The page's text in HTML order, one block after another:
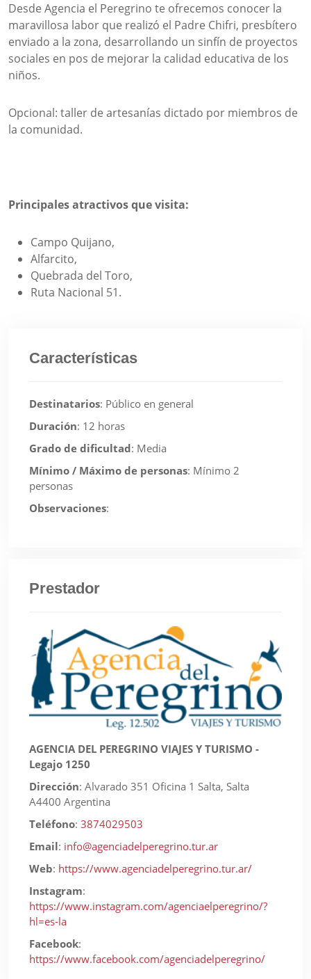
Desde Agencia el Peregrino te ofrecemos conocer la
maravillosa labor que realizó el Padre Chifri, presbítero
enviado a la zona, desarrollando un sinfín de proyectos
sociales en pos de mejorar la calidad educativa de los
niños.
Opcional: taller de artesanías dictado por miembros de
la comunidad.
Principales atractivos que visita:
Campo Quijano,
Alfarcito,
Quebrada del Toro,
Ruta Nacional 51.
Características
Destinatarios: Público en general
Duración: 12 horas
Grado de dificultad: Media
Mínimo / Máximo de personas: Mínimo 2
personas
Observaciones:
Prestador
AGENCIA DEL PEREGRINO VIAJES Y TURISMO -
Legajo 1250
Dirección: Alvarado 351 Oficina 1 Salta, Salta
A4400 Argentina
Teléfono: 3874029503
Email: info@agenciadelperegrino.tur.ar
Web: https://www.agenciadelperegrino.tur.ar/
Instagram:
https://www.instagram.com/agenciaelperegrino/?
hl=es-la
Facebook:
https://www.facebook.com/agenciadelperegrino/